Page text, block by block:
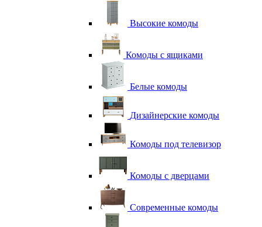
Высокие комоды
Комоды с ящиками
Белые комоды
Дизайнерские комоды
Комоды под телевизор
Комоды с дверцами
Современные комоды